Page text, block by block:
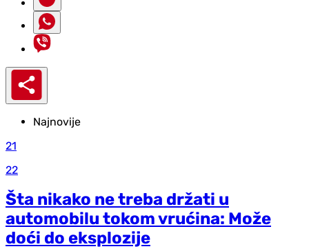
Najnovije
21
22
Šta nikako ne treba držati u
automobilu tokom vrućina: Može
doći do eksplozije